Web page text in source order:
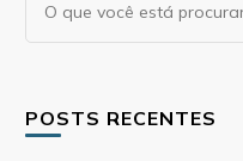
algo?
POSTS RECENTES